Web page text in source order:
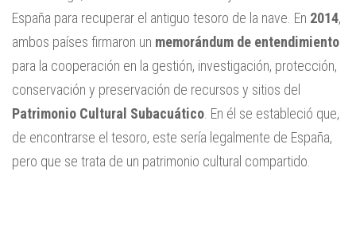
España para recuperar el antiguo tesoro de la nave. En 2014,
ambos países firmaron un memorándum de entendimiento
para la cooperación en la gestión, investigación, protección,
conservación y preservación de recursos y sitios del
Patrimonio Cultural Subacuático . En él se estableció que,
de encontrarse el tesoro, este sería legalmente de España,
pero que se trata de un patrimonio cultural compartido.